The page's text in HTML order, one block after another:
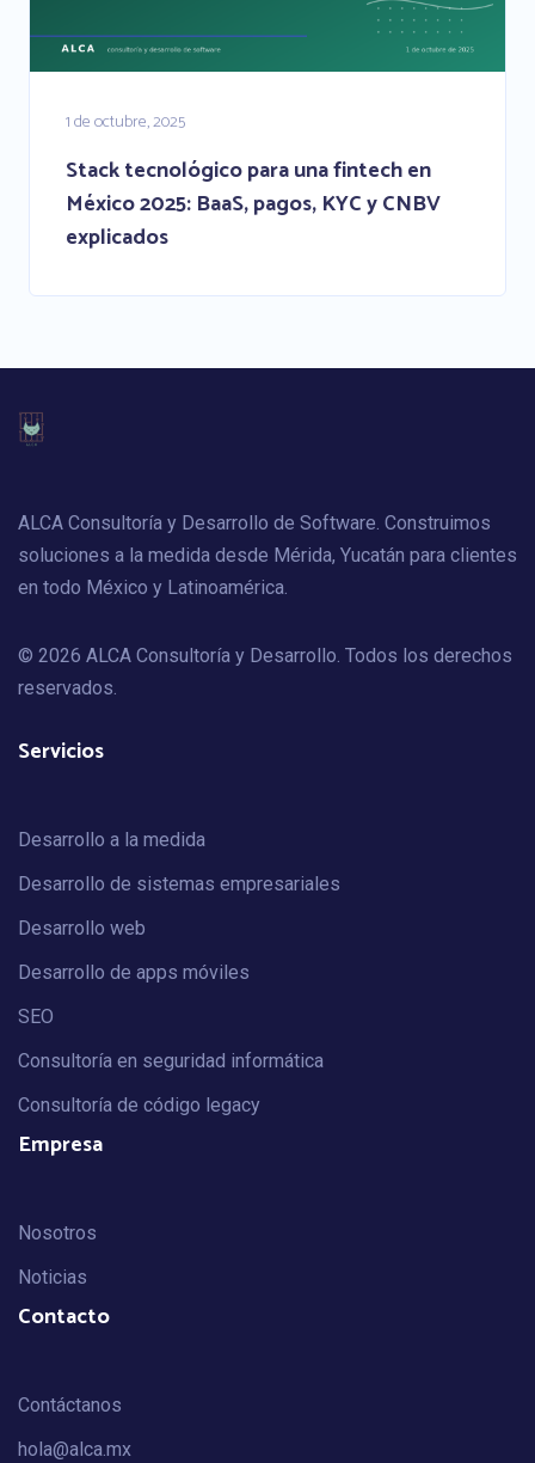
1 de octubre, 2025
Stack tecnológico para una fintech en
México 2025: BaaS, pagos, KYC y CNBV
explicados
ALCA Consultoría y Desarrollo de Software. Construimos
soluciones a la medida desde Mérida, Yucatán para clientes
en todo México y Latinoamérica.
© 2026 ALCA Consultoría y Desarrollo. Todos los derechos
reservados.
Servicios
Desarrollo a la medida
Desarrollo de sistemas empresariales
Desarrollo web
Desarrollo de apps móviles
SEO
Consultoría en seguridad informática
Consultoría de código legacy
Empresa
Nosotros
Noticias
Contacto
Contáctanos
hola@alca.mx